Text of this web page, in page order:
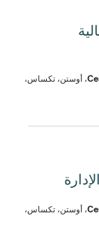
1111 East Cesar Chavez Street، أوستن، تكساس،
1111 East Cesar Chavez Street، أوستن، تكساس،